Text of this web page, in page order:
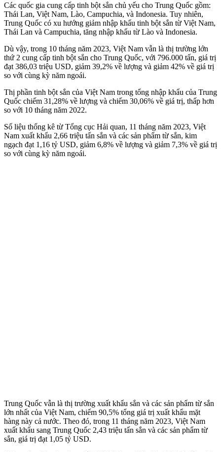
Các quốc gia cung cấp tinh bột sắn chủ yếu cho Trung Quốc gồm:
Thái Lan, Việt Nam, Lào, Campuchia, và Indonesia. Tuy nhiên,
Trung Quốc có xu hướng giảm nhập khẩu tinh bột sắn từ Việt Nam,
Thái Lan và Campuchia, tăng nhập khẩu từ Lào và Indonesia.
Dù vậy, trong 10 tháng năm 2023, Việt Nam vẫn là thị trường lớn
thứ 2 cung cấp tinh bột sắn cho Trung Quốc, với 796.000 tấn, giá trị
đạt 386,03 triệu USD, giảm 39,2% về lượng và giảm 42% về giá trị
so với cùng kỳ năm ngoái.
Thị phần tinh bột sắn của Việt Nam trong tổng nhập khẩu của Trung
Quốc chiếm 31,28% về lượng và chiếm 30,06% về giá trị, thấp hơn
so với 10 tháng năm 2022.
Số liệu thống kê từ Tổng cục Hải quan, 11 tháng năm 2023, Việt
Nam xuất khẩu 2,66 triệu tấn sắn và các sản phẩm từ sắn, kim
ngạch đạt 1,16 tỷ USD, giảm 6,8% về lượng và giảm 7,3% về giá trị
so với cùng kỳ năm ngoái.
Trung Quốc vẫn là thị trường xuất khẩu sắn và các sản phẩm từ sắn
lớn nhất của Việt Nam, chiếm 90,5% tổng giá trị xuất khẩu mặt
hàng này cả nước. Theo đó, trong 11 tháng năm 2023, Việt Nam
xuất khẩu sang Trung Quốc 2,43 triệu tấn sắn và các sản phẩm từ
sắn, giá trị đạt 1,05 tỷ USD.